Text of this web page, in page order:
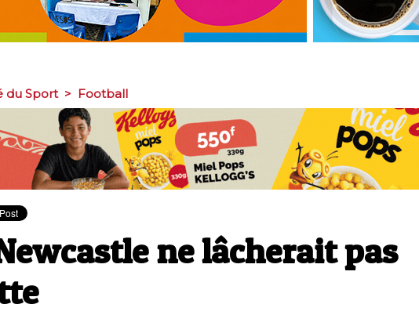
du Sport > Football
ne lâcherait pas